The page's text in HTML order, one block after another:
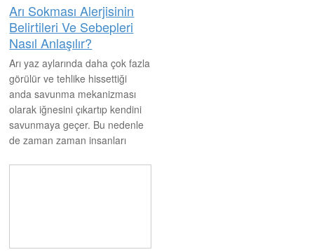
Arı Sokması Alerjisinin
Belirtileri Ve Sebepleri
Nasıl Anlaşılır?
Arı yaz aylarında daha çok fazla
görülür ve tehlike hissettiği
anda savunma mekanizması
olarak iğnesini çıkartıp kendini
savunmaya geçer. Bu nedenle
de zaman zaman insanları